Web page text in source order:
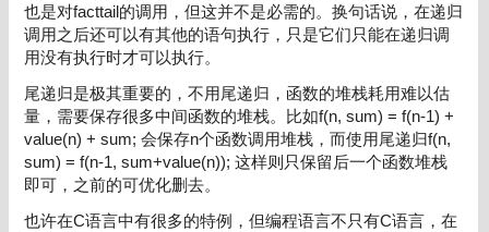
也是对facttail的调用，但这并不是必需的。换句话说，在递归
调用之后还可以有其他的语句执行，只是它们只能在递归调
用没有执行时才可以执行。
尾递归是极其重要的，不用尾递归，函数的堆栈耗用难以估
量，需要保存很多中间函数的堆栈。比如f(n, sum) = f(n-1) +
value(n) + sum; 会保存n个函数调用堆栈，而使用尾递归f(n,
sum) = f(n-1, sum+value(n)); 这样则只保留后一个函数堆栈
即可，之前的可优化删去。
也许在C语言中有很多的特例，但编程语言不只有C语言，在